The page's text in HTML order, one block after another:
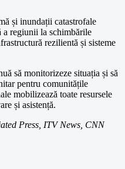
și inundații catastrofale
a regiunii la schimbările
rezilientă și sisteme
să monitorizeze situația și să
pentru comunitățile
mobilizează toate resursele
și asistență.
Press, ITV News, CNN